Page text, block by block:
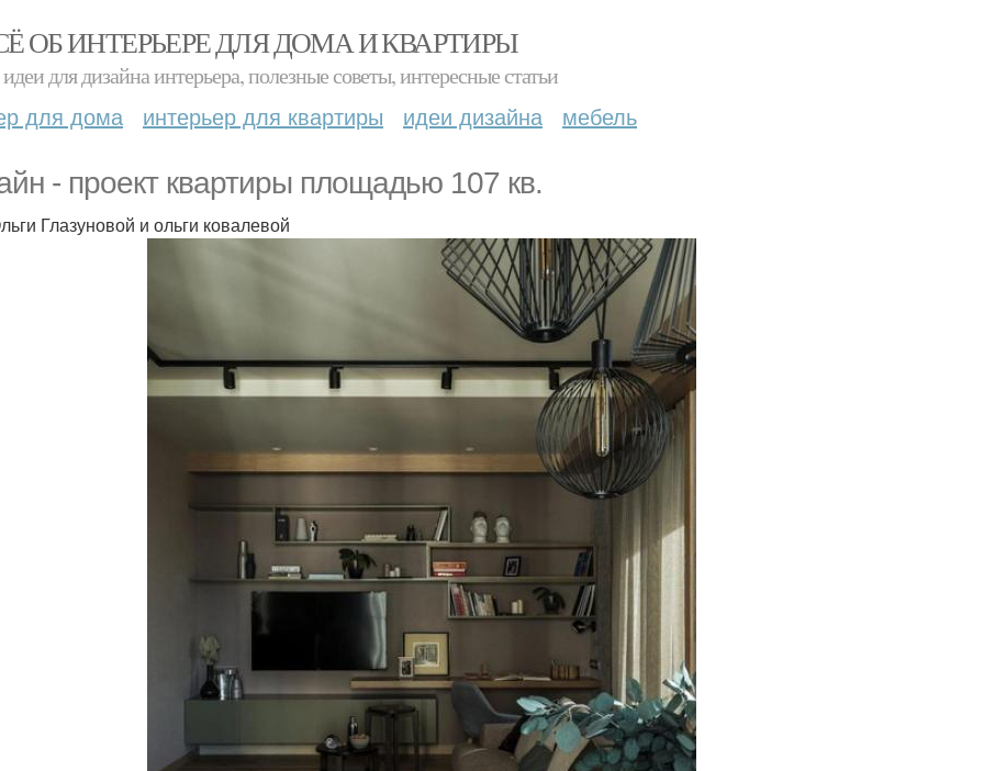
ОБ ИНТЕРЬЕРЕ ДЛЯ ДОМА И КВАРТИРЫ
для дизайна интерьера, полезные советы, интересные статьи
для дома интерьер для квартиры идеи дизайна мебель
- проект квартиры площадью 107 кв.
Глазуновой и ольги ковалевой